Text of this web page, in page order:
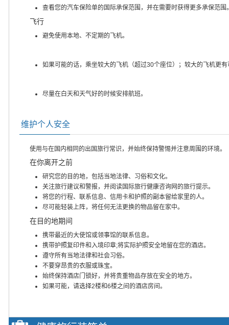
查看您的汽车保险单的国际承保范围，并在需要时获得更多承保范围
飞行
避免使用本地、不定期的飞机。
如果可能的话，乘坐较大的飞机（超过30个座位）；较大的飞机更
尽量在白天和天气好的时候安排航班。
维护个人安全
使用与在国内相同的出国旅行常识，并始终保持警惕并注意周围的环境。
在你离开之前
研究您的目的地，包括当地法律、习俗和文化。
关注旅行建议和警报，并阅读国际旅行健康咨询网的旅行提示。
将您的行程、联系信息、信用卡和护照的副本留给家里的人。
尽可能轻装上阵，将任何无法更换的物品留在家中。
在目的地期间
携带最近的大使馆或领事馆的联系信息。
携带护照复印件和入境印章;将实际护照安全地留在您的酒店。
遵守所有当地法律和社会习俗。
不要穿昂贵的衣服或珠宝。
始终保持酒店门锁好，并将贵重物品存放在安全的地方。
如果可能，请选择2楼和6楼之间的酒店房间。